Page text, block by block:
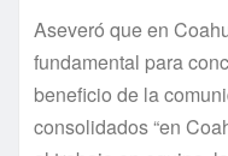
Aseveró que en
fundamental para
beneficio de la
consolidados “en